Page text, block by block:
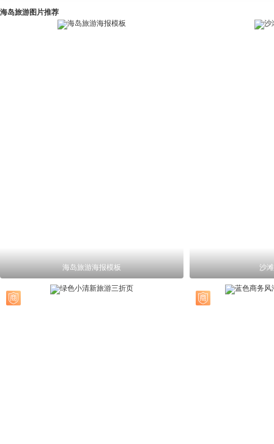
海岛旅游图片推荐
海岛旅游海报模板 沙